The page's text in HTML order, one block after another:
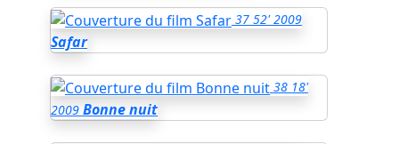
37 52' 2009
Safar
38 18'
2009 Bonne nuit